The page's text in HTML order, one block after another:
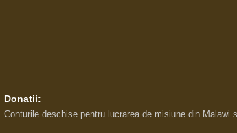
Donatii:
Conturile deschise pentru lucrarea de misiune din Malawi